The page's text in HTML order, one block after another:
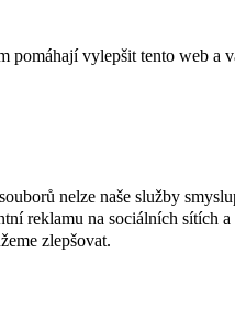
vylepšit tento web a
nelze naše služby
reklamu na sociálních sítích
zlepšovat.